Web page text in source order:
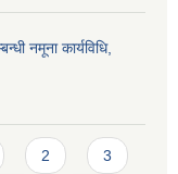
नमूना कार्यविधि,
2 3